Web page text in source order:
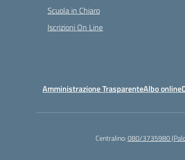
Scuola in Chiaro
Iscrizioni On Line
Amministrazione TrasparenteAlbo online
Centralino:080/3735980